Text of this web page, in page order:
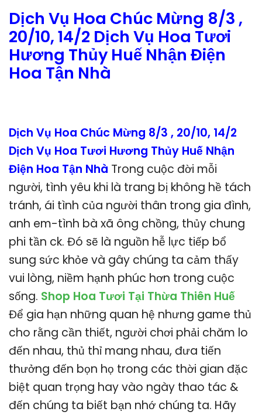
Dịch Vụ Hoa Chúc Mừng 8/3 ,
20/10, 14/2 Dịch Vụ Hoa Tươi
Hương Thủy Huế Nhận Điện
Hoa Tận Nhà
Dịch Vụ Hoa Chúc Mừng 8/3 , 20/10, 14/2
Dịch Vụ Hoa Tươi Hương Thủy Huế Nhận
Điện Hoa Tận Nhà Trong cuộc đời mỗi
người, tình yêu khi là trang bị không hề tách
tránh, ái tình của người thân trong gia đình,
anh em-tình bà xã ông chồng, thủy chung
phi tần ck. Đó sẽ là nguồn hễ lực tiếp bổ
sung sức khỏe và gây chúng ta cảm thấy
vui lòng, niềm hạnh phúc hơn trong cuộc
sống. Shop Hoa Tươi Tại Thừa Thiên Huế
Để gia hạn những quan hệ nhưng game thủ
cho rằng cần thiết, người chơi phải chăm lo
đến nhau, thủ thỉ mang nhau, đưa tiến
thưởng đến bọn họ trong các thời gian đặc
biệt quan trọng hay vào ngày thao tác &
đến chúng ta biết bạn nhớ chúng ta. Hãy